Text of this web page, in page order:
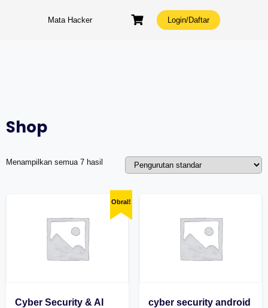
Mata Hacker Login/Daftar
Shop
Menampilkan semua 7 hasil
Obral!
Cyber Security & AI
cyber security android